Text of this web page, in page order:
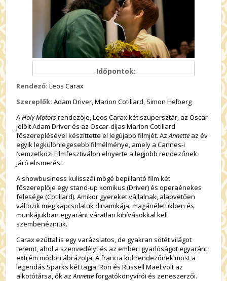
Időpontok:
Rendező: Leos Carax
Szereplők: Adam Driver, Marion Cotillard, Simon Helberg
AHoly Motorsrendezője, Leos Carax két szupersztár, az Oscar-
jelölt Adam Driver és az Oscar-díjas Marion Cotillard
főszereplésével készíttette el legújabb filmjét. AzAnnette az év
egyik legkülönlegesebb filmélménye, amely a Cannes-i
Nemzetközi Filmfesztiválon elnyerte a legjobb rendezőnek
járó elismerést.
A showbusiness kulisszái mögé bepillantó film két
főszereplője egy stand-up komikus (Driver) és operaénekes
felesége (Cotillard). Amikor gyereket vállalnak, alapvetően
változik meg kapcsolatuk dinamikája: magánéletükben és
munkájukban egyaránt váratlan kihívásokkal kell
szembenézniük.
Carax ezúttal is egy varázslatos, de gyakran sötét világot
teremt, ahol a szenvedélyt és az emberi gyarlóságot egyaránt
extrém módon ábrázolja. A francia kultrendezőnek most a
legendás Sparks két tagja, Ron és Russell Mael volt az
alkotótársa, ők azAnnetteforgatókönyvírói és zeneszerzői.